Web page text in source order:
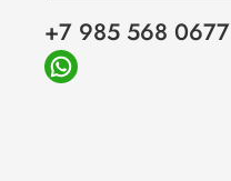
+7 985 568 0677